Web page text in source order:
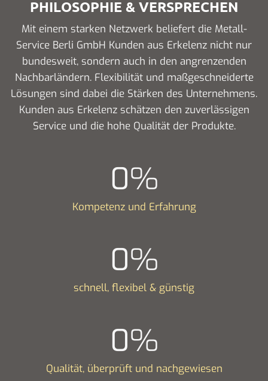
PHILOSOPHIE & VERSPRECHEN
Mit einem starken Netzwerk beliefert die Metall-
Service Berli GmbH Kunden aus Erkelenz nicht nur
bundesweit, sondern auch in den angrenzenden
Nachbarländern. Flexibilität und maßgeschneiderte
Lösungen sind dabei die Stärken des Unternehmens.
Kunden aus Erkelenz schätzen den zuverlässigen
Service und die hohe Qualität der Produkte.
0%
Kompetenz und Erfahrung
0%
schnell, flexibel & günstig
0%
Qualität, überprüft und nachgewiesen